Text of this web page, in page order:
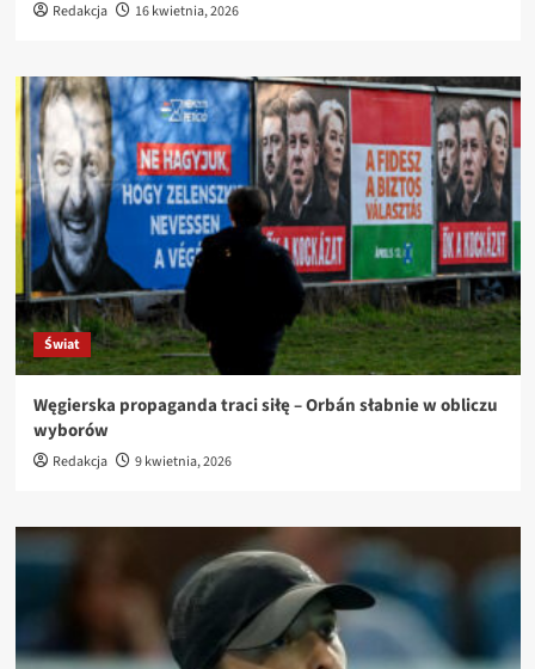
Redakcja 16 kwietnia, 2026
Świat
Węgierska propaganda traci siłę – Orbán słabnie w obliczu
wyborów
Redakcja 9 kwietnia, 2026